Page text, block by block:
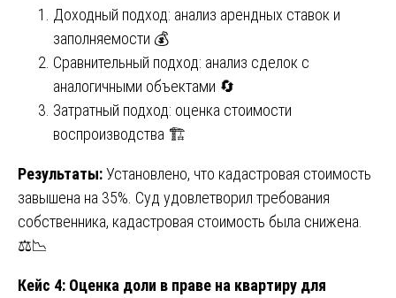
Доходный подход: анализ арендных ставок и
заполняемости 💰
Сравнительный подход: анализ сделок с
аналогичными объектами 🔄
Затратный подход: оценка стоимости
воспроизводства 🏗️
Результаты:Установлено, что кадастровая стоимость
завышена на 35%. Суд удовлетворил требования
собственника, кадастровая стоимость была снижена.
⚖️📉
Кейс 4: Оценка доли в праве на квартиру для